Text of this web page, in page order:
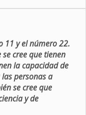
11 y el número 22.
cree que tienen
la capacidad de
personas a
se cree que
y de